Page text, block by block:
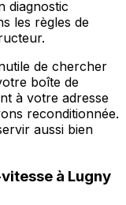
diagnostic
les règles de
de chercher
boîte de
à votre adresse
reconditionnée.
aussi bien
à Lugny